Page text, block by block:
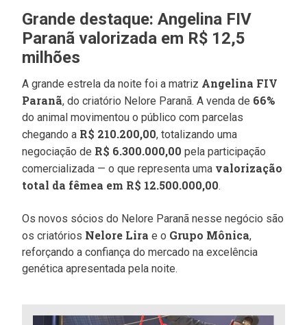
Grande destaque: Angelina FIV
Paranã valorizada em R$ 12,5
milhões
A grande estrela da noite foi a matriz Angelina FIV
Paranã, do criatório Nelore Paranã. A venda de 66%
do animal movimentou o público com parcelas
chegando a R$ 210.200,00, totalizando uma
negociação de R$ 6.300.000,00 pela participação
comercializada — o que representa uma valorização
total da fêmea em R$ 12.500.000,00.
Os novos sócios do Nelore Paranã nesse negócio são
os criatórios Nelore Lira e o Grupo Mônica,
reforçando a confiança do mercado na excelência
genética apresentada pela noite.